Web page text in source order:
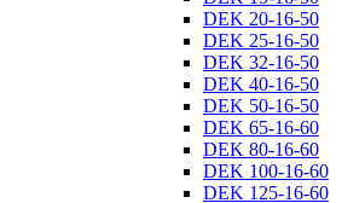
DEK 20-16-50
DEK 25-16-50
DEK 32-16-50
DEK 40-16-50
DEK 50-16-50
DEK 65-16-60
DEK 80-16-60
DEK 100-16-60
DEK 125-16-60